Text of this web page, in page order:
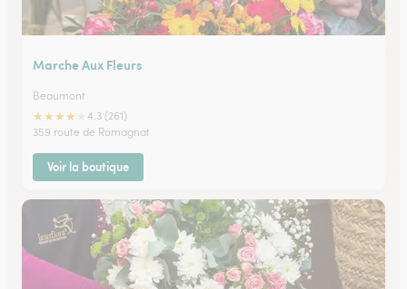
Marche Aux Fleurs
Beaumont
★★★★
4.3 (261)
359 route de Romagnat
Voir la boutique